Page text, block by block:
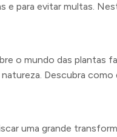
e para evitar multas.
o mundo das plantas
Descubra como
uma grande